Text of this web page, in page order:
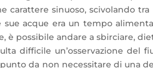
carattere sinuoso, scivolando
acque era un tempo
è possibile andare a sbirciare,
difficile un’osservazione
da non necessitare di una